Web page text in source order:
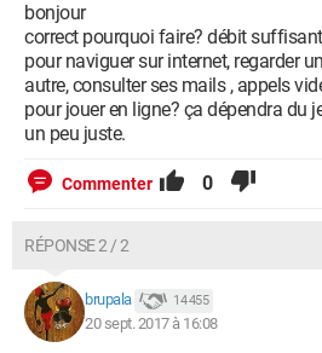
bonjour
correct pourquoi faire? débit
pour naviguer sur internet, regarder
autre, consulter ses mails , appels
pour jouer en ligne? ça dépendra du
un peu juste.
Commenter 0
RÉPONSE 2 / 2
brupala 14 455
20 sept. 2017 à 16:08